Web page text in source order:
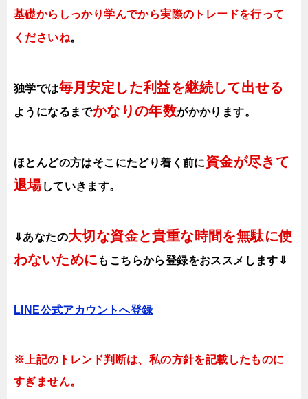
基礎からしっかり学んでから実際のトレードを行って
くださいね。
独学では毎月安定した利益を継続して出せる
ようになるまでかなりの年数がかかります。
ほとんどの方はそこにたどり着く前に資金が尽きて
退場していきます。
⇓あなたの大切な資金と貴重な時間を無駄に使
わないために も こちらから登録をおススメします⇓
LINE公式アカウントへ登録
※上記のトレンド判断は、私の方針を記載したものに
すぎません。